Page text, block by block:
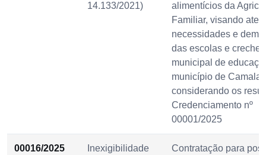
14.133/2021)
alimentícios da
Familiar, visando
necessidades e
das escolas e
municipal de
município de
considerando os
Credenciamento nº
00001/2025
00016/2025
Inexigibilidade
Contratação para